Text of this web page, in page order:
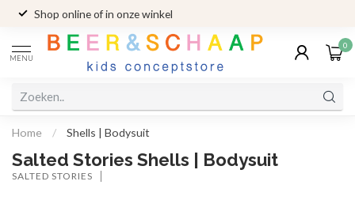
Shop online of in onze winkel
MENU
0
Home / Shells | Bodysuit
Salted Stories Shells | Bodysuit
SALTED STORIES